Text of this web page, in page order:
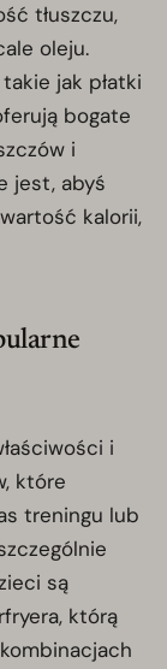
tłuszczu,
oleju.
jak płatki
bogate
i
jest, abyś
kalorii,
i
które
treningu lub
są
którą